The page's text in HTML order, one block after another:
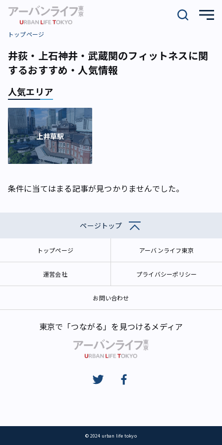
トップページ
井荻・上石神井・武蔵関のフィットネスに関
するおすすめ・人気情報
人気エリア
上井草駅
条件に当てはまる記事が見つかりませんでした。
ページトップ
トップページ アーバンライフ東京
運営会社 プライバシーポリシー
お問い合わせ
東京で「つながる」を見つけるメディア
© 2024 urban life tokyo